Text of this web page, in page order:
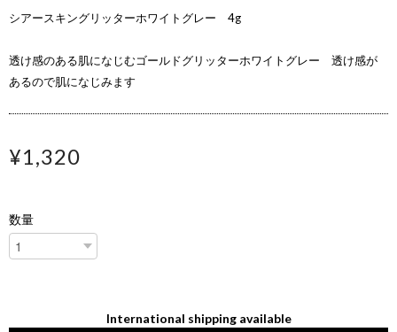
シアースキングリッターホワイトグレー 4g
透け感のある肌になじむゴールドグリッターホワイトグレー 透け感が
あるので肌になじみます
¥1,320
数量
International shipping available